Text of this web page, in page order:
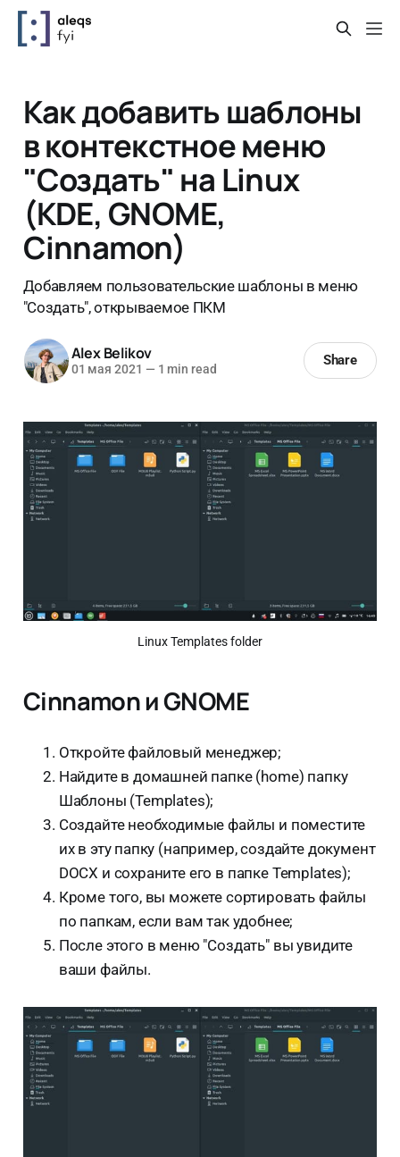
Как добавить шаблоны
в контекстное меню
"Создать" на Linux
(KDE, GNOME,
Cinnamon)
Добавляем пользовательские шаблоны в меню
"Создать", открываемое ПКМ
Alex Belikov
01 мая 2021 — 1 min read
Share
Linux Templates folder
Cinnamon и GNOME
Откройте файловый менеджер;
Найдите в домашней папке (home) папку
Шаблоны (Templates);
Создайте необходимые файлы и поместите
их в эту папку (например, создайте документ
DOCX и сохраните его в папке Templates);
Кроме того, вы можете сортировать файлы
по папкам, если вам так удобнее;
После этого в меню "Создать" вы увидите
ваши файлы.